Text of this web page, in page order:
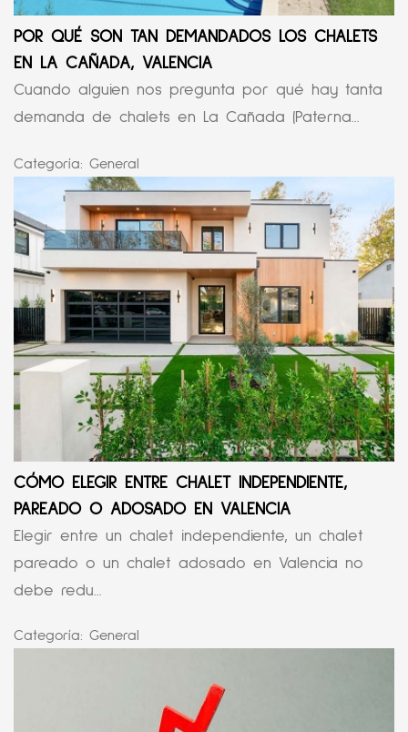
POR QUÉ SON TAN DEMANDADOS LOS CHALETS
EN LA CAÑADA, VALENCIA
Cuando alguien nos pregunta por qué hay tanta
demanda de chalets en La Cañada (Paterna...
Categoría: General
CÓMO ELEGIR ENTRE CHALET INDEPENDIENTE,
PAREADO O ADOSADO EN VALENCIA
Elegir entre un chalet independiente, un chalet
pareado o un chalet adosado en Valencia no
debe redu...
Categoría: General